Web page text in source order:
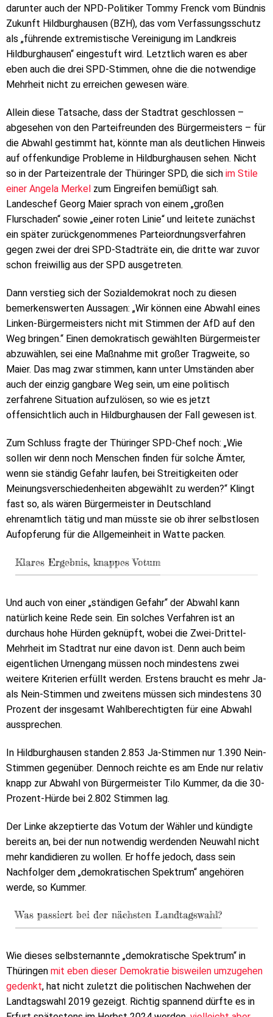
darunter auch der NPD-Politiker Tommy Frenck vom Bündnis
Zukunft Hildburghausen (BZH), das vom Verfassungsschutz
als „führende extremistische Vereinigung im Landkreis
Hildburghausen“ eingestuft wird. Letztlich waren es aber
eben auch die drei SPD-Stimmen, ohne die die notwendige
Mehrheit nicht zu erreichen gewesen wäre.
Allein diese Tatsache, dass der Stadtrat geschlossen –
abgesehen von den Parteifreunden des Bürgermeisters – für
die Abwahl gestimmt hat, könnte man als deutlichen Hinweis
auf offenkundige Probleme in Hildburghausen sehen. Nicht
so in der Parteizentrale der Thüringer SPD, die sich im Stile
einer Angela Merkel zum Eingreifen bemüßigt sah.
Landeschef Georg Maier sprach von einem „großen
Flurschaden“ sowie „einer roten Linie“ und leitete zunächst
ein später zurückgenommenes Parteiordnungsverfahren
gegen zwei der drei SPD-Stadträte ein, die dritte war zuvor
schon freiwillig aus der SPD ausgetreten.
Dann verstieg sich der Sozialdemokrat noch zu diesen
bemerkenswerten Aussagen: „Wir können eine Abwahl eines
Linken-Bürgermeisters nicht mit Stimmen der AfD auf den
Weg bringen.“ Einen demokratisch gewählten Bürgermeister
abzuwählen, sei eine Maßnahme mit großer Tragweite, so
Maier. Das mag zwar stimmen, kann unter Umständen aber
auch der einzig gangbare Weg sein, um eine politisch
zerfahrene Situation aufzulösen, so wie es jetzt
offensichtlich auch in Hildburghausen der Fall gewesen ist.
Zum Schluss fragte der Thüringer SPD-Chef noch: „Wie
sollen wir denn noch Menschen finden für solche Ämter,
wenn sie ständig Gefahr laufen, bei Streitigkeiten oder
Meinungsverschiedenheiten abgewählt zu werden?“ Klingt
fast so, als wären Bürgermeister in Deutschland
ehrenamtlich tätig und man müsste sie ob ihrer selbstlosen
Aufopferung für die Allgemeinheit in Watte packen.
Klares Ergebnis, knappes Votum
Und auch von einer „ständigen Gefahr“ der Abwahl kann
natürlich keine Rede sein. Ein solches Verfahren ist an
durchaus hohe Hürden geknüpft, wobei die Zwei-Drittel-
Mehrheit im Stadtrat nur eine davon ist. Denn auch beim
eigentlichen Urnengang müssen noch mindestens zwei
weitere Kriterien erfüllt werden. Erstens braucht es mehr Ja-
als Nein-Stimmen und zweitens müssen sich mindestens 30
Prozent der insgesamt Wahlberechtigten für eine Abwahl
aussprechen.
In Hildburghausen standen 2.853 Ja-Stimmen nur 1.390 Nein-
Stimmen gegenüber. Dennoch reichte es am Ende nur relativ
knapp zur Abwahl von Bürgermeister Tilo Kummer, da die 30-
Prozent-Hürde bei 2.802 Stimmen lag.
Der Linke akzeptierte das Votum der Wähler und kündigte
bereits an, bei der nun notwendig werdenden Neuwahl nicht
mehr kandidieren zu wollen. Er hoffe jedoch, dass sein
Nachfolger dem „demokratischen Spektrum“ angehören
werde, so Kummer.
Was passiert bei der nächsten Landtagswahl?
Wie dieses selbsternannte „demokratische Spektrum“ in
Thüringen mit eben dieser Demokratie bisweilen umzugehen
gedenkt, hat nicht zuletzt die politischen Nachwehen der
Landtagswahl 2019 gezeigt. Richtig spannend dürfte es in